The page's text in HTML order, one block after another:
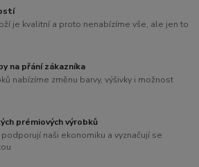
je kvalitní a proto nenabízíme vše, ale jen to
na přání zákazníka
nabízíme změnu barvy, výšivky i možnost
prémiových výrobků
naši ekonomiku a vyznačují se